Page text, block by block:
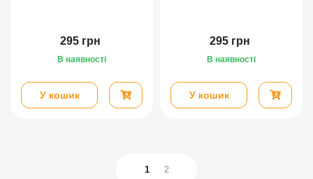
295 грн
В наявності
У кошик
295 грн
В наявності
У кошик
1 2